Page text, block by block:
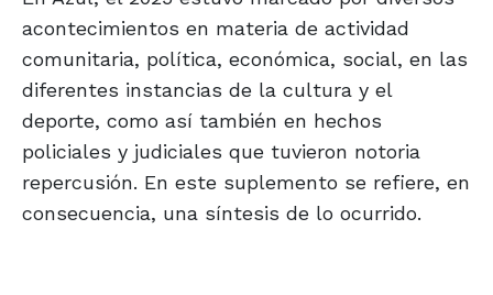
acontecimientos en materia de actividad
comunitaria, política, económica, social, en las
diferentes instancias de la cultura y el
deporte, como así también en hechos
policiales y judiciales que tuvieron notoria
repercusión. En este suplemento se refiere, en
consecuencia, una síntesis de lo ocurrido.